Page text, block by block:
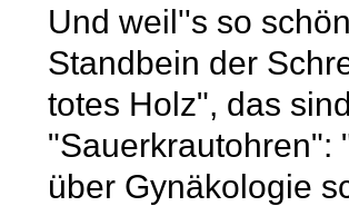
Und weil''s so
Standbein der
totes Holz", das
"Sauerkrautohren":
über Gynäkologie